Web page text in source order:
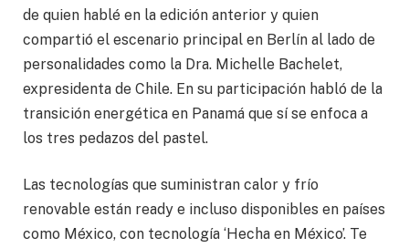
de quien hablé en la edición anterior y quien
compartió el escenario principal en Berlín al lado de
personalidades como la Dra. Michelle Bachelet,
expresidenta de Chile. En su participación habló de la
transición energética en Panamá que sí se enfoca a
los tres pedazos del pastel.
Las tecnologías que suministran calor y frío
renovable están ready e incluso disponibles en países
como México, con tecnología ‘Hecha en México’. Te